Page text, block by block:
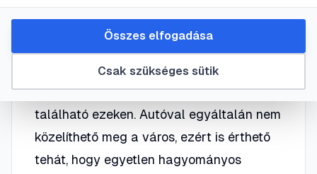
területen való elhelyezkedése pedig
meg. 150 csatorna szeli keresztül a
várost, valamint majdnem 400 híd
található ezeken. Autóval egyáltalán nem
közelíthető meg a város, ezért is érthető
tehát, hogy egyetlen hagyományos
Csak szükséges sütik
Összes elfogadása